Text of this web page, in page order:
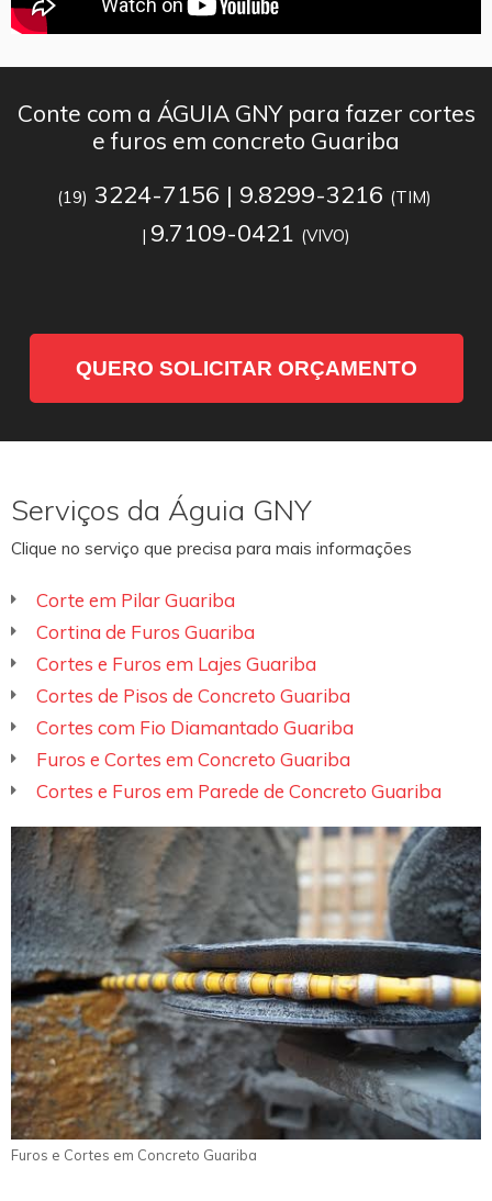
Conte com a ÁGUIA GNY para fazer cortes
e furos em concreto Guariba
(19) 3224-7156 | 9.8299-3216 (TIM)
| 9.7109-0421 (VIVO)
QUERO SOLICITAR ORÇAMENTO
Serviços da Águia GNY
Clique no serviço que precisa para mais informações
Corte em Pilar Guariba
Cortina de Furos Guariba
Cortes e Furos em Lajes Guariba
Cortes de Pisos de Concreto Guariba
Cortes com Fio Diamantado Guariba
Furos e Cortes em Concreto Guariba
Cortes e Furos em Parede de Concreto Guariba
Furos e Cortes em Concreto Guariba